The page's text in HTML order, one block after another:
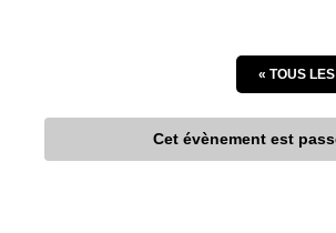
« TOUS
Cet évènement est